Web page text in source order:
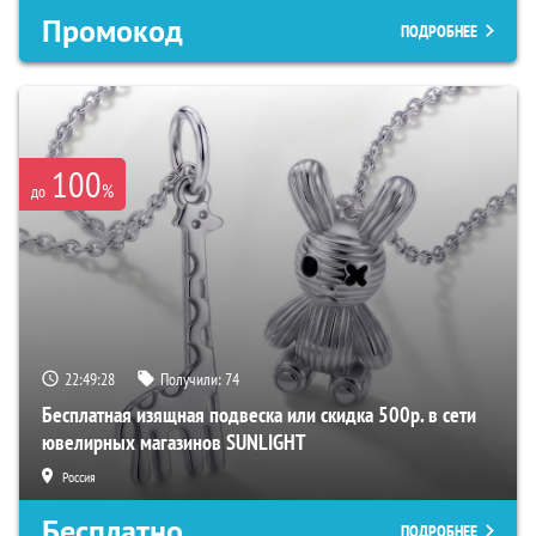
Промокод ПОДРОБНЕЕ
до 100%
22:49:27 Получили:74
Бесплатная изящная подвеска или скидка 500р. в сети
ювелирных магазинов SUNLIGHT
Россия
ПОДРОБНЕЕ